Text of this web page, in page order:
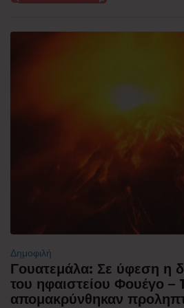
Δημοφιλή
Γουατεμάλα: Σε ύφεση η
του ηφαιστείου Φουέγο
απομακρύνθηκαν